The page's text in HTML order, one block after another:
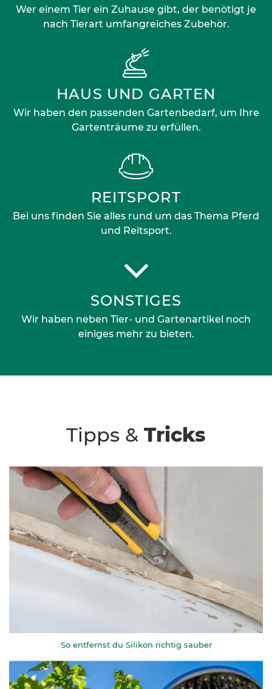
Wer einem Tier ein Zuhause gibt, der benötigt je
nach Tierart umfangreiches Zubehör.
HAUS UND GARTEN
Wir haben den passenden Gartenbedarf, um Ihre
Gartenträume zu erfüllen.
REITSPORT
Bei uns finden Sie alles rund um das Thema Pferd
und Reitsport.
SONSTIGES
Wir haben neben Tier- und Gartenartikel noch
einiges mehr zu bieten.
Tipps & Tricks
So entfernst du Silikon richtig sauber